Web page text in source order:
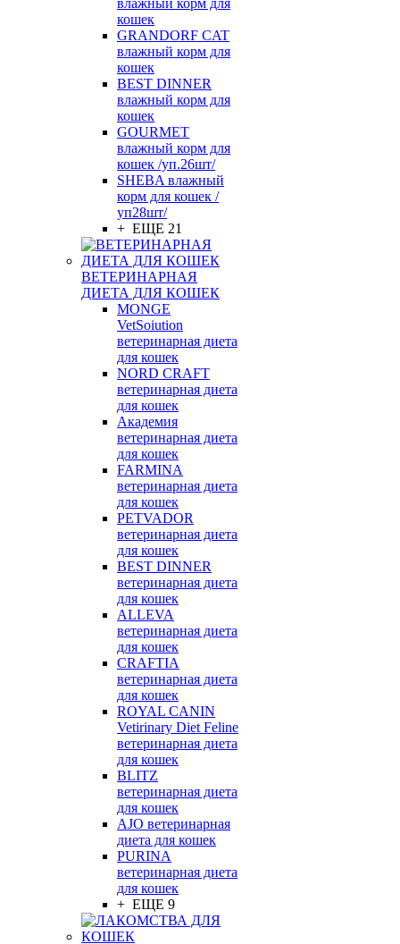
влажный корм для
кошек
GRANDORF CAT
влажный корм для
кошек
BEST DINNER
влажный корм для
кошек
GOURMET
влажный корм для
кошек /уп.26шт/
SHEBA влажный
корм для кошек /
уп28шт/
+ ЕЩЕ 21
ВЕТЕРИНАРНАЯ
ДИЕТА ДЛЯ КОШЕК
MONGE
VetSoiution
ветеринарная диета
для кошек
NORD CRAFT
ветеринарная диета
для кошек
Академия
ветеринарная диета
для кошек
FARMINA
ветеринарная диета
для кошек
PETVADOR
ветеринарная диета
для кошек
BEST DINNER
ветеринарная диета
для кошек
ALLEVA
ветеринарная диета
для кошек
CRAFTIA
ветеринарная диета
для кошек
ROYAL CANIN
Vetirinary Diet Feline
ветеринарная диета
для кошек
BLITZ
ветеринарная диета
для кошек
AJO ветеринарная
диета для кошек
PURINA
ветеринарная диета
для кошек
+ ЕЩЕ 9